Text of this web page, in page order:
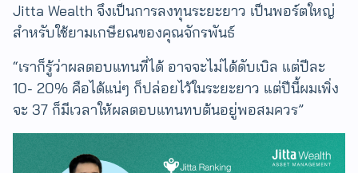
Jitta Wealth จึงเป็นการลงทุนระยะยาว เป็นพอร์ตใหญ่
สำหรับใช้ยามเกษียณ​ของคุณจักรพันธ์
“เราก็รู้ว่าผลตอบแทนที่ได้ อาจจะไม่ได้ดับเบิล แต่ปีละ
10- 20% คือได้แน่ๆ ก็ปล่อยไว้ในระยะยาว แต่ปีนี้ผมเพิ่ง
จะ 37 ก็มีเวลาให้ผลตอบแทนทบต้นอยู่พอสมควร”